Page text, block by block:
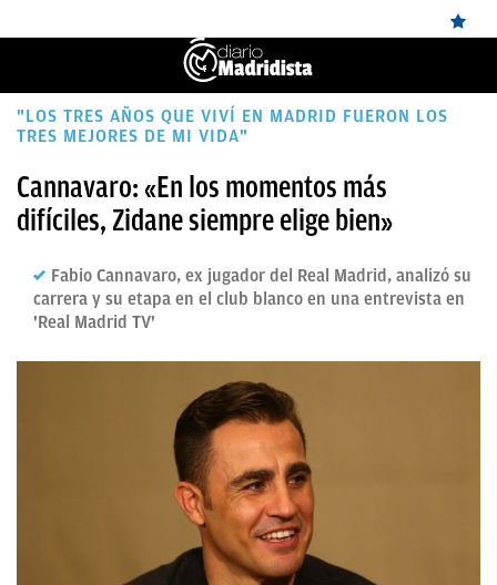
ÚLTIMAS
REAL
MADRID
BALONCESTO
CANTERA
FICHAJES
"LOS TRES AÑOS QUE VIVÍ EN MADRID FUERON LOS
TRES MEJORES DE MI VIDA"
Cannavaro: «En los momentos más
difíciles, Zidane siempre elige bien»
Fabio Cannavaro, ex jugador del Real Madrid, analizó su
carrera y su etapa en el club blanco en una entrevista en
'Real Madrid TV'